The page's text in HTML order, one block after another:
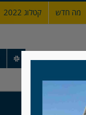
מה חדש קטלוג 2022